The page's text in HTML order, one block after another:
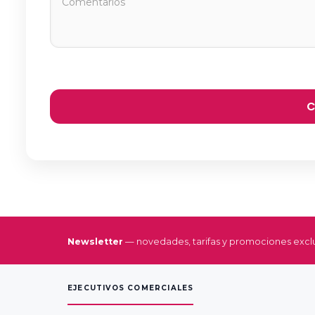
Newsletter — novedades, tarifas y promociones
EJECUTIVOS COMERCIALES